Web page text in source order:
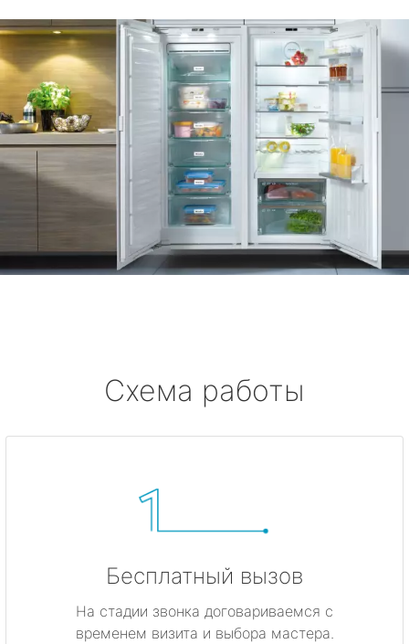
Схема работы
Бесплатный вызов
На стадии звонка договариваемся с
временем визита и выбора мастера.